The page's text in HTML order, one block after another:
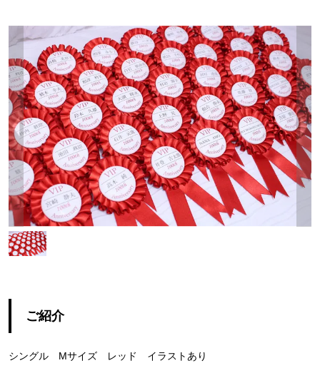
ご紹介
シングル Mサイズ レッド イラストあり